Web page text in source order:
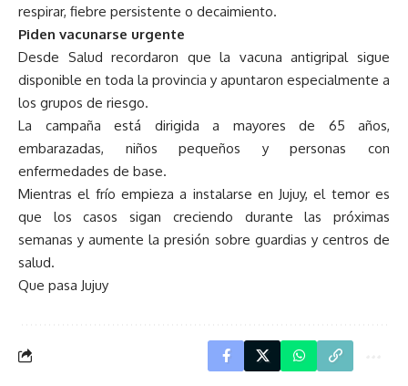
respirar, fiebre persistente o decaimiento.
Piden vacunarse urgente
Desde Salud recordaron que la vacuna antigripal sigue
disponible en toda la provincia y apuntaron especialmente a
los grupos de riesgo.
La campaña está dirigida a mayores de 65 años,
embarazadas, niños pequeños y personas con
enfermedades de base.
Mientras el frío empieza a instalarse en Jujuy, el temor es
que los casos sigan creciendo durante las próximas
semanas y aumente la presión sobre guardias y centros de
salud.
Que pasa Jujuy